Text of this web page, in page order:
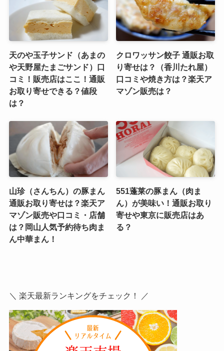
は？口コミや北海道アンテ
ナショップ店舗は？
販売は？口コミは？【福島
ケンミングルメ】
天のや玉子サンド（あまの
コミ！販売店はここ！通販
お取り寄せできる？値段
は？
口コミや焼き方は？楽天ア
マゾン販売は？
山珍（さんちん）の豚まん
＼ 楽天最新ランキングをチェック！ ／